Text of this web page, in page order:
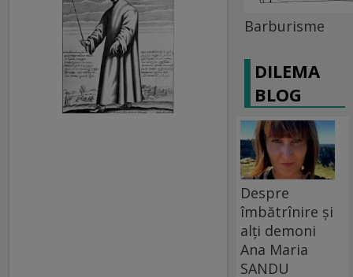
Barburisme
DILEMA
BLOG
Despre
îmbătrînire și
alți demoni
Ana Maria
SANDU